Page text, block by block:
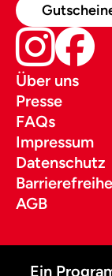
Über uns
Presse
FAQs
Impressum
Datenschutz
AGB
Ein